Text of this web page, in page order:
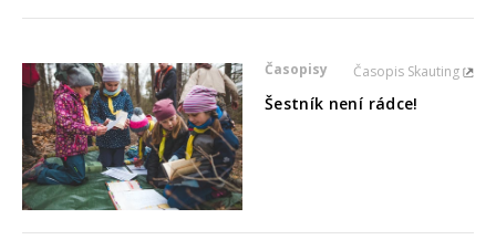
Časopisy Časopis Skauting
Šestník není rádce!